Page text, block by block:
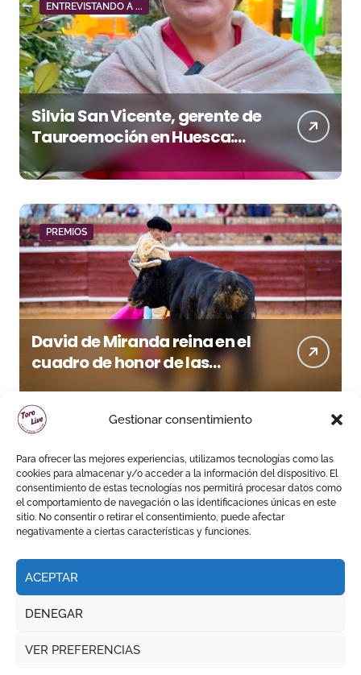
Gestionar consentimiento
Para ofrecer las mejores experiencias, utilizamos tecnologías como las
cookies para almacenar y/o acceder a la información del dispositivo. El
consentimiento de estas tecnologías nos permitirá procesar datos como
el comportamiento de navegación o las identificaciones únicas en este
sitio. No consentir o retirar el consentimiento, puede afectar
negativamente a ciertas características y funciones.
ACEPTAR
DENEGAR
VER PREFERENCIAS
ENTREVISTANDO A ...
Silvia San Vicente, gerente de
Tauroemoción en Huesca:
«Todas las figuras del toreo
quieren venir a esta feria»
PREMIOS
David de Miranda reina en el
cuadro de honor de las
Colombinas 2026